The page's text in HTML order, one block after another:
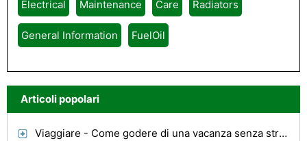
Electrical Maintenance Care Radiators
General Information FuelOil
Articoli popolari
Viaggiare - Come godere di una vacanza senza stress